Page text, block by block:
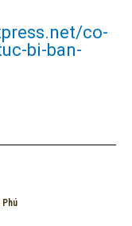
co-
bi-ban-
Phú